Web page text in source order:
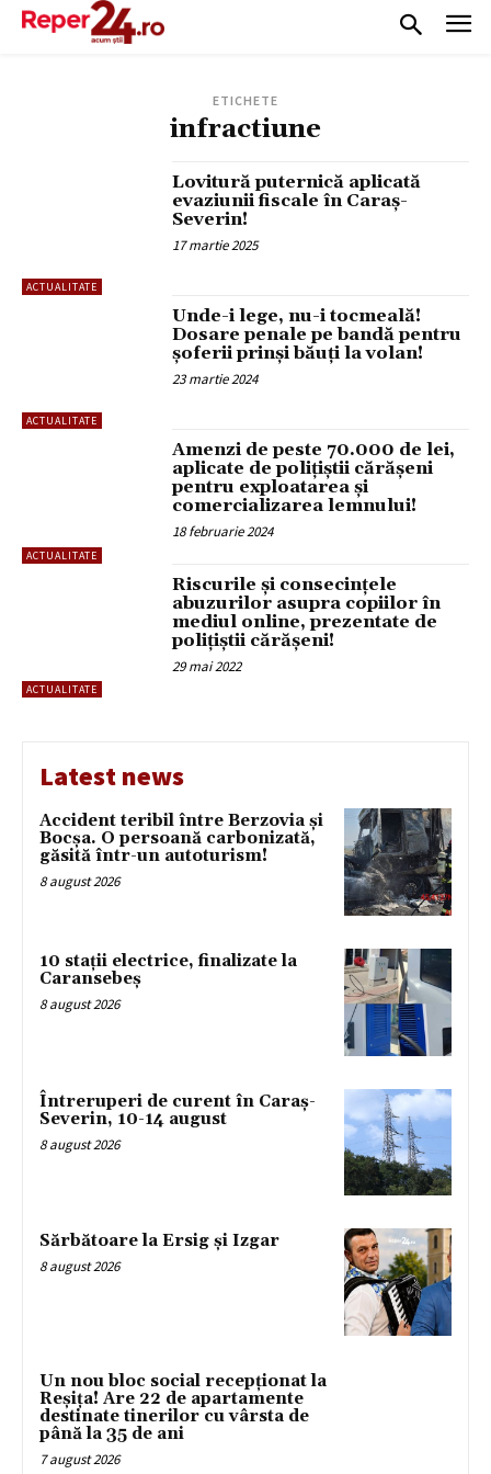
ETICHETE
infractiune
ACTUALITATE
Lovitură puternică aplicată
evaziunii fiscale în Caraș-
Severin!
17 martie 2025
ACTUALITATE
Unde-i lege, nu-i tocmeală!
Dosare penale pe bandă pentru
șoferii prinși băuți la volan!
23 martie 2024
ACTUALITATE
Amenzi de peste 70.000 de lei,
aplicate de polițiștii cărășeni
pentru exploatarea și
comercializarea lemnului!
18 februarie 2024
ACTUALITATE
Riscurile și consecințele
abuzurilor asupra copiilor în
mediul online, prezentate de
polițiștii cărășeni!
29 mai 2022
Latest news
Accident teribil între Berzovia și
Bocșa. O persoană carbonizată,
găsită într-un autoturism!
8 august 2026
10 stații electrice, finalizate la
Caransebeș
8 august 2026
Întreruperi de curent în Caraș-
Severin, 10-14 august
8 august 2026
Sărbătoare la Ersig și Izgar
8 august 2026
Un nou bloc social recepționat la
Reșița! Are 22 de apartamente
destinate tinerilor cu vârsta de
până la 35 de ani
7 august 2026